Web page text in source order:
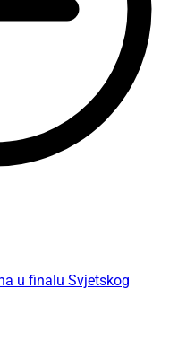
u finalu Svjetskog